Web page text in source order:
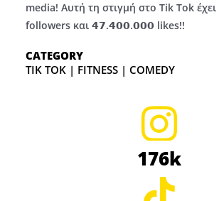
media! Αυτή τη στιγμή στο Tik Tok
followers και 𝟰𝟳.𝟰𝟬𝟬.𝟬𝟬𝟬 likes!!
CATEGORY
TIK TOK | FITNESS | COMEDY
176k